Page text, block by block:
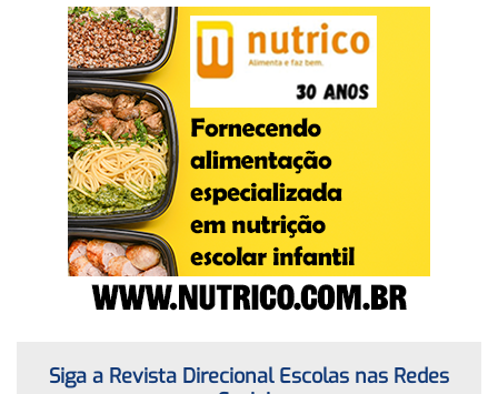
Siga a Revista Direcional Escolas nas Redes